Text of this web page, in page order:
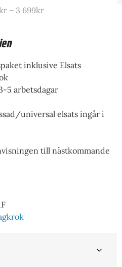
– 3 699kr
inklusive Elsats
5 arbetsdagar
universal elsats ingår i
till nästkommande